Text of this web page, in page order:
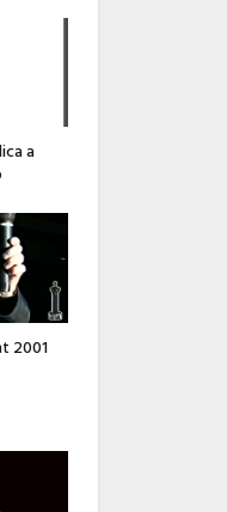
a
2001